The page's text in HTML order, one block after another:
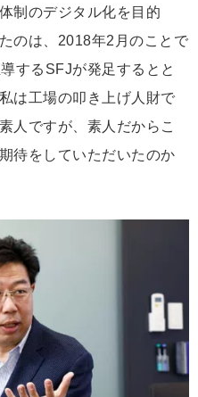
制のデジタル化を目的
のは、2018年2月のことで
するSFJが発足するとと
は工場の叩き上げ人財で
人ですが、素人だからこ
待をしていただいたのか